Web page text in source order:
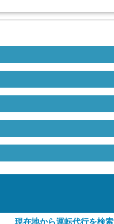
現在地から運転代行を検索